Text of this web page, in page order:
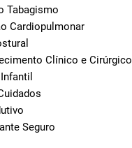
Tabagismo
Cardiopulmonar
Clínico e Cirúrgico
Seguro